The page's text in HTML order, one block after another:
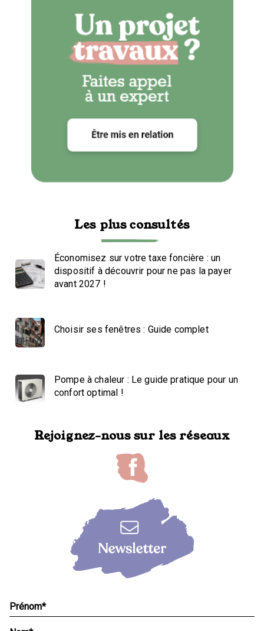
Les plus consultés
Économisez sur votre taxe foncière : un
dispositif à découvrir pour ne pas la payer
avant 2027 !
Choisir ses fenêtres : Guide complet
Pompe à chaleur : Le guide pratique pour un
confort optimal !
Rejoignez-nous sur les réseaux